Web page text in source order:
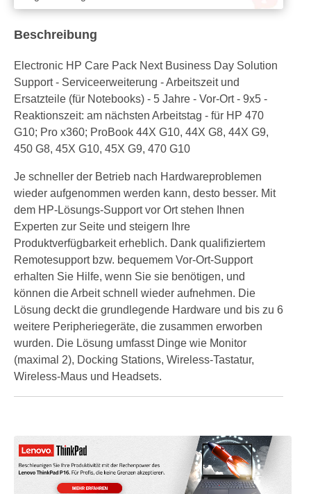
Beschreibung
Electronic HP Care Pack Next Business Day Solution
Support - Serviceerweiterung - Arbeitszeit und
Ersatzteile (für Notebooks) - 5 Jahre - Vor-Ort - 9x5 -
Reaktionszeit: am nächsten Arbeitstag - für HP 470
G10; Pro x360; ProBook 44X G10, 44X G8, 44X G9,
450 G8, 45X G10, 45X G9, 470 G10
Je schneller der Betrieb nach Hardwareproblemen
wieder aufgenommen werden kann, desto besser. Mit
dem HP-Lösungs-Support vor Ort stehen Ihnen
Experten zur Seite und steigern Ihre
Produktverfügbarkeit erheblich. Dank qualifiziertem
Remotesupport bzw. bequemem Vor-Ort-Support
erhalten Sie Hilfe, wenn Sie sie benötigen, und
können die Arbeit schnell wieder aufnehmen. Die
Lösung deckt die grundlegende Hardware und bis zu 6
weitere Peripheriegeräte, die zusammen erworben
wurden. Die Lösung umfasst Dinge wie Monitor
(maximal 2), Docking Stations, Wireless-Tastatur,
Wireless-Maus und Headsets.